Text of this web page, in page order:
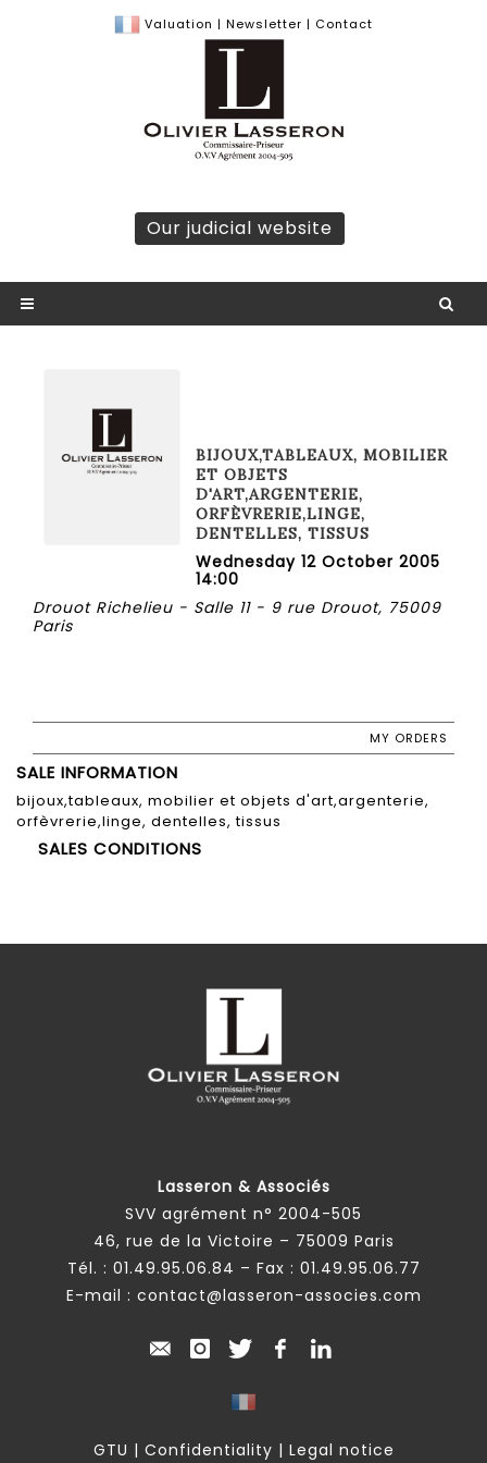
Valuation | Newsletter | Contact
Our judicial website
BIJOUX,TABLEAUX, MOBILIER
ET OBJETS
D'ART,ARGENTERIE,
ORFÈVRERIE,LINGE,
DENTELLES, TISSUS
Wednesday 12 October 2005
14:00
Drouot Richelieu - Salle 11 - 9 rue Drouot, 75009
Paris
MY ORDERS
SALE INFORMATION
bijoux,tableaux, mobilier et objets d'art,argenterie,
orfèvrerie,linge, dentelles, tissus
SALES CONDITIONS
Lasseron & Associés
SVV agrément n° 2004-505
46, rue de la Victoire – 75009 Paris
Tél. : 01.49.95.06.84 – Fax : 01.49.95.06.77
E-mail : contact@lasseron-associes.com
GTU | Confidentiality | Legal notice